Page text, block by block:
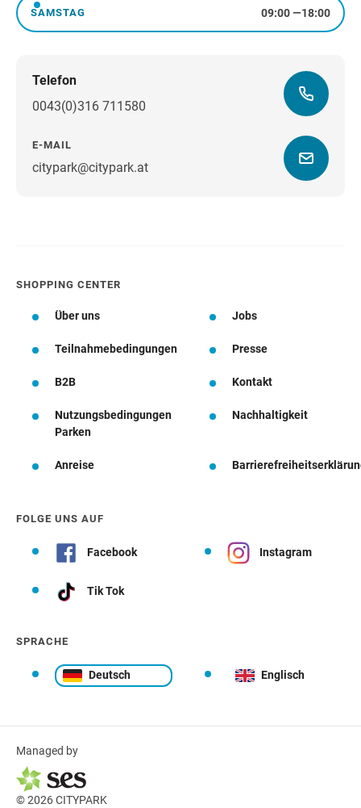
Samstag
SAMSTAG 09:00—18:00
Telefon
0043(0)316 711580
E-MAIL
citypark@citypark.atWegbeschreibung
SHOPPING CENTER
Über uns Jobs
Teilnahmebedingungen Presse
B2B Kontakt
Nutzungsbedingungen
Parken
Nachhaltigkeit
Anreise
FOLGE UNS AUF
Facebook Instagram
Tik Tok
SPRACHE
Deutsch Englisch
Managed by
© 2026 CITYPARK